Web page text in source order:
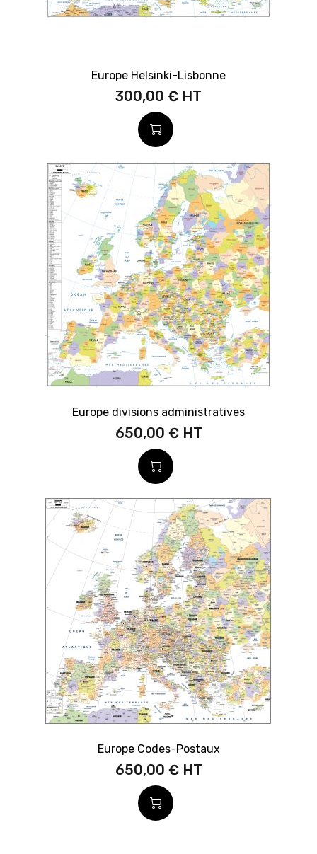
Europe Helsinki-Lisbonne
300,00 €
Europe divisions administratives
650,00 €
Europe Codes-Postaux
650,00 €